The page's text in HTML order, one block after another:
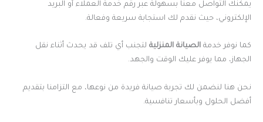
يمكنك التواصل معنا بسهولة عبر رقم خدمة العملاء أو البريد
الإلكتروني، حيث نقدم لك استجابة سريعة وفعالة.
كما نوفر خدمة الصيانة المنزلية لتجنب أي تلف قد يحدث أثناء نقل
الجهاز، مما يوفر عليك الوقت والجهد.
نحن هنا لنضمن لك تجربة صيانة فريدة من نوعها، مع التزامنا بتقديم
أفضل الحلول وبأسعار تنافسية.